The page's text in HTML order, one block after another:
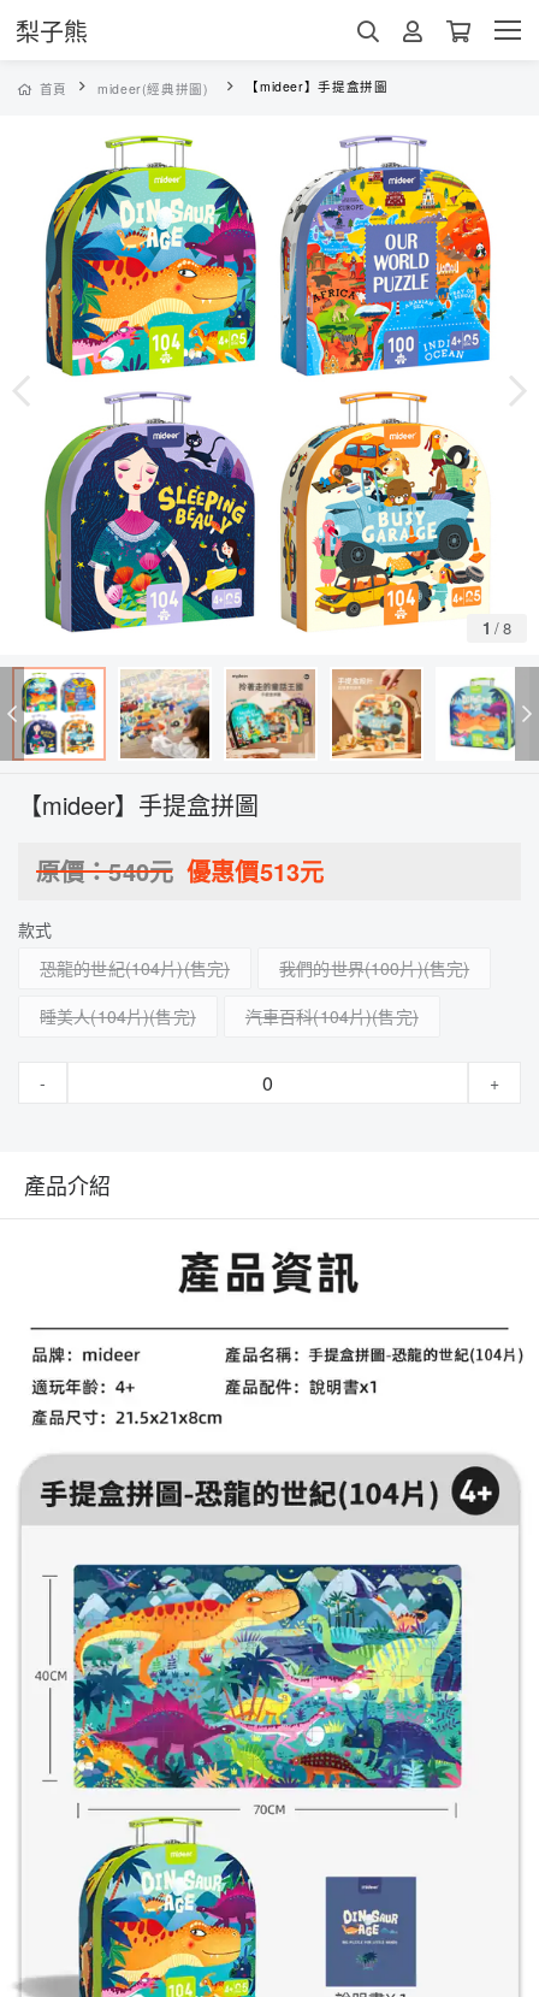
梨子熊
首頁 mideer(經典拼圖) 【mideer】手提盒拼圖
1 /8
【mideer】手提盒拼圖
原價：540元 優惠價513元
款式
恐龍的世紀(104片)
我們的世界(100片)
睡美人(104片)
汽車百科(104片)
- +
產品介紹